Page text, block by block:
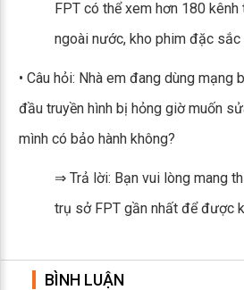
FPT có thể xem hơn 180 kênh
ngoài nước, kho phim đặc sắc
• Câu hỏi: Nhà em đang dùng mạng
đầu truyền hình bị hỏng giờ muốn
mình có bảo hành không?
⇒ Trả lời: Bạn vui lòng mang
trụ sở FPT gần nhất để được
BÌNH LUẬN